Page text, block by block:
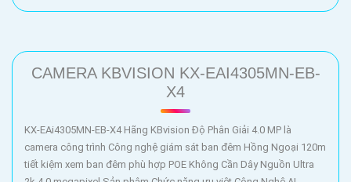
CAMERA KBVISION KX-EAI4305MN-EB-
X4
KX-EAi4305MN-EB-X4 Hãng KBvision Độ Phân Giải 4.0 MP là
camera công trình Công nghệ giám sát ban đêm Hồng Ngoại 120m
tiết kiệm xem ban đêm phù hợp POE Không Cần Dây Nguồn Ultra